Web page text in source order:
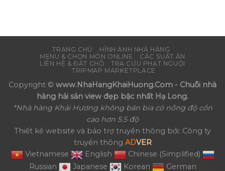
TRANG CHỦ
HÌNH ẢNH NHÀ HÀNG
MENU & CHỌN MÓN ONLINE
CÁC SUẤT ĂN
LIÊN HỆ & ĐẶT CHỖ
TRA CỨU PHẠT NGUỘI
TRIPMAP MARKETPLACE
Copyright © www.NhaHangKhaiHuong.Com - Chuỗi nhà
hàng hải sản view đẹp bậc nhất Hạ Long.
*Nhà hàng Khải Hương không bán bia có nồng độ cồn
cao hơn 5.5 độ
Thiết kế website và bảo trợ truyền thông bởi: Công ty
truyền thông ADVER
Vietnamese
English
Chinese (Simplified)
Russian
Japanese Korean German